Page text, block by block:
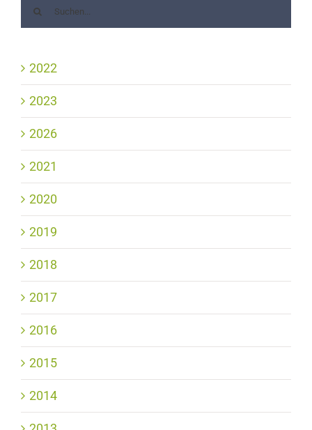
2022
2023
2026
2021
2020
2019
2018
2017
2016
2015
2014